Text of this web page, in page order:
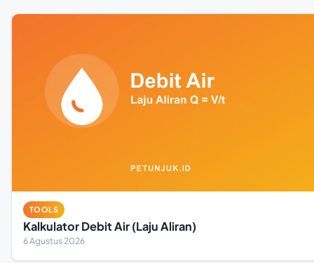
TOOLS
Kalkulator Debit Air (Laju Aliran)
6 Agustus 2026